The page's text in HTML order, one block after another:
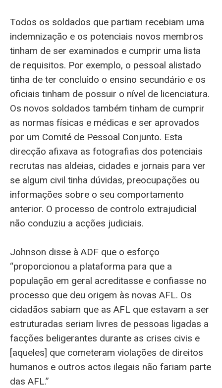
Todos os soldados que partiam recebiam uma
indemnização e os potenciais novos membros
tinham de ser examinados e cumprir uma lista
de requisitos. Por exemplo, o pessoal alistado
tinha de ter concluído o ensino secundário e os
oficiais tinham de possuir o nível de licenciatura.
Os novos soldados também tinham de cumprir
as normas físicas e médicas e ser aprovados
por um Comité de Pessoal Conjunto. Esta
direcção afixava as fotografias dos potenciais
recrutas nas aldeias, cidades e jornais para ver
se algum civil tinha dúvidas, preocupações ou
informações sobre o seu comportamento
anterior. O processo de controlo extrajudicial
não conduziu a acções judiciais.
Johnson disse à ADF que o esforço
“proporcionou a plataforma para que a
população em geral acreditasse e confiasse no
processo que deu origem às novas AFL. Os
cidadãos sabiam que as AFL que estavam a ser
estruturadas seriam livres de pessoas ligadas a
facções beligerantes durante as crises civis e
[aqueles] que cometeram violações de direitos
humanos e outros actos ilegais não fariam parte
das AFL.”